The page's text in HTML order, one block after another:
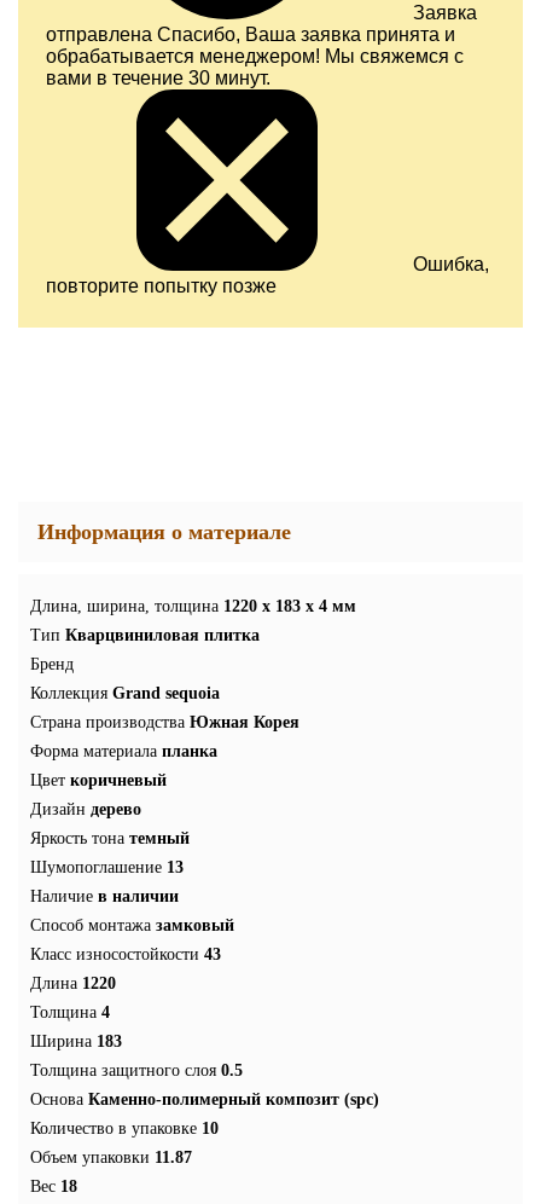
Заявка
отправлена Спасибо, Ваша заявка принята и
обрабатывается менеджером! Мы свяжемся с
вами в течение 30 минут.
Ошибка,
повторите попытку позже
Информация о материале
Длина, ширина, толщина 1220 x 183 x 4 мм
Тип Кварцвиниловая плитка
Бренд
Коллекция Grand sequoia
Страна производства Южная Корея
Форма материала планка
Цвет коричневый
Дизайн дерево
Яркость тона темный
Шумопоглашение 13
Наличие в наличии
Способ монтажа замковый
Класс износостойкости 43
Длина 1220
Толщина 4
Ширина 183
Толщина защитного слоя 0.5
Основа Каменно-полимерный композит (spc)
Количество в упаковке 10
Объем упаковки 11.87
Вес 18